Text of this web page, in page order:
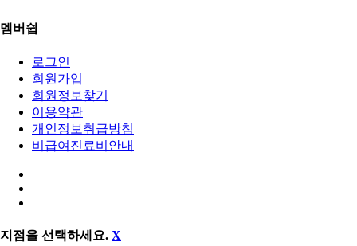
멤버쉽
로그인
회원가입
회원정보찾기
이용약관
개인정보취급방침
비급여진료비안내
지점을 선택하세요. X